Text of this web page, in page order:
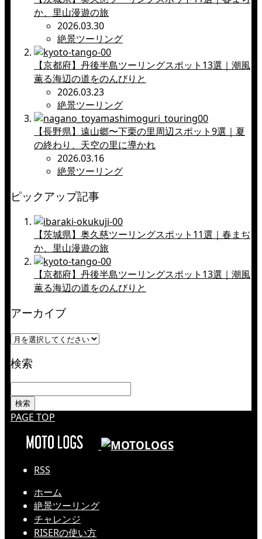
か、里山漫遊の旅
2026.03.30
絶景ツーリング
【京都府】丹後半島ツーリングスポット13選｜潮風
薫る海辺の道をのんびりと
2026.03.23
絶景ツーリング
【長野県】遠山郷〜下栗の里周辺スポット9選｜夏
の終わり、天空の里に導かれ
2026.03.16
絶景ツーリング
ピックアップ記事
【茨城県】奥久慈ツーリングスポット11選｜春まぢ
か、里山漫遊の旅
【京都府】丹後半島ツーリングスポット13選｜潮風
薫る海辺の道をのんびりと
アーカイブ
検索
PAGE TOP
RSS
ホーム
絶景ツーリング
チャレンジ
RISERの使い方